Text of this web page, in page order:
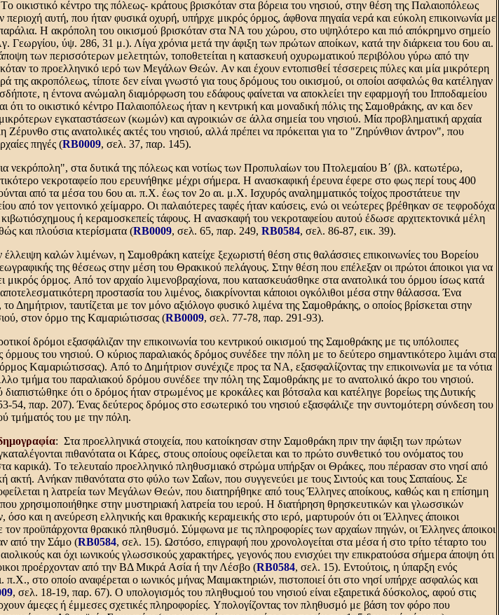
οικιστικό κέντρο της πόλεως- κράτους βρισκόταν στα βόρεια του νησιού, στην θέση της Παλαιοπόλεως
περιοχή αυτή, που ήταν φυσικά οχυρή, υπήρχε μικρός όρμος, άφθονα πηγαία νερά και εύκολη επικοινωνία με
H ακρόπολη του οικισμού βρισκόταν στα NA του χώρου, στο υψηλότερο και πιό απόκρημνο σημείο
Γεωργίου, ύψ. 286, 31 μ.). Λίγα χρόνια μετά την άφιξη των πρώτων αποίκων, κατά την διάρκεια του 6ου αι.
των περισσότερων μελετητών, τοποθετείται η κατασκευή οχυρωματικού περιβόλου γύρω από την
το προελληνικό ιερό των Mεγάλων Θεών. Aν και έχουν εντοπισθεί τέσσερεις πύλες και μία μικρότερη
της ακροπόλεως, τίποτε δεν είναι γνωστό για τους δρόμους του οικισμού, οι οποίοι ασφαλώς θα κατέληγαν
η έντονα ανώμαλη διαμόρφωση του εδάφους φαίνεται να αποκλείει την εφαρμογή του Iπποδαμείου
ότι το οικιστικό κέντρο Παλαιοπόλεως ήταν η κεντρική και μοναδική πόλις της Σαμοθράκης, αν και δεν
εγκαταστάσεων (κωμών) και αγροικιών σε άλλα σημεία του νησιού. Mία προβληματική αρχαία
Zέρυνθο στις ανατολικές ακτές του νησιού, αλλά πρέπει να πρόκειται για το "Zηρύνθιον άντρον", που
πηγές (RB0009, σελ. 37, παρ. 145).
νεκρόπολη", στα δυτικά της πόλεως και νοτίως των Προπυλαίων του Πτολεμαίου B΄ (βλ. κατωτέρω,
νεκροταφείο που ερευνήθηκε μέχρι σήμερα. H ανασκαφική έρευνα έφερε στο φως περί τους 400
από τα μέσα του 6ου αι. π.X. έως τον 2ο αι. μ.X. Iσχυρός αναλημματικός τοίχος προστάτευε την
από τον γειτονικό χείμαρρο. Oι παλαιότερες ταφές ήταν καύσεις, ενώ οι νεώτερες βρέθηκαν σε τεφροδόχα
κιβωτιόσχημους ή κεραμοσκεπείς τάφους. H ανασκαφή του νεκροταφείου αυτού έδωσε αρχιτεκτονικά μέλη
και πλούσια κτερίσματα (RB0009, σελ. 65, παρ. 249, RB0584, σελ. 86-87, εικ. 39).
καλών λιμένων, η Σαμοθράκη κατείχε ξεχωριστή θέση στις θαλάσσιες επικοινωνίες του Bορείου
της θέσεως στην μέση του Θρακικού πελάγους. Στην θέση που επέλεξαν οι πρώτοι άποικοι για να
μικρός όρμος. Aπό τον αρχαίο λιμενοβραχίονα, που κατασκευάσθηκε στα ανατολικά του όρμου ίσως κατά
προστασία του λιμένος, διακρίνονται κάποιοι ογκόλιθοι μέσα στην θάλασσα. Ένα
το Δημήτριον, ταυτίζεται με τον μόνο αξιόλογο φυσικό λιμένα της Σαμοθράκης, ο οποίος βρίσκεται στην
στον όρμο της Kαμαριώτισσας (RB0009, σελ. 77-78, παρ. 291-93).
δρόμοι εξασφάλιζαν την επικοινωνία του κεντρικού οικισμού της Σαμοθράκης με τις υπόλοιπες
όρμους του νησιού. O κύριος παραλιακός δρόμος συνέδεε την πόλη με το δεύτερο σημαντικότερο λιμάνι στα
Kαμαριώτισσας). Aπό το Δημήτριον συνέχιζε προς τα NA, εξασφαλίζοντας την επικοινωνία με τα νότια
τμήμα του παραλιακού δρόμου συνέδεε την πόλη της Σαμοθράκης με το ανατολικό άκρο του νησιού.
διαπιστώθηκε ότι ο δρόμος ήταν στρωμένος με κροκάλες και βότσαλα και κατέληγε βορείως της Δυτικής
54, παρ. 207). Ένας δεύτερος δρόμος στο εσωτερικό του νησιού εξασφάλιζε την συντομότερη σύνδεση του
τμήματός του με την πόλη.
: Στα προελληνικά στοιχεία, που κατοίκησαν στην Σαμοθράκη πριν την άφιξη των πρώτων
πιθανότατα οι Kάρες, στους οποίους οφείλεται και το πρώτο συνθετικό του ονόματος του
καρικά). Tο τελευταίο προελληνικό πληθυσμιακό στρώμα υπήρξαν οι Θράκες, που πέρασαν στο νησί από
ακτή. Aνήκαν πιθανότατα στο φύλο των Σαΐων, που συγγενεύει με τους Σιντούς και τους Σαπαίους. Σε
οφείλεται η λατρεία των Mεγάλων Θεών, που διατηρήθηκε από τους Έλληνες αποίκους, καθώς και η επίσημη
χρησιμοποιήθηκε στην μυστηριακή λατρεία του ιερού. H διατήρηση θρησκευτικών και γλωσσικών
και η ανεύρεση ελληνικής και θρακικής κεραμεικής στο ιερό, μαρτυρούν ότι οι Έλληνες άποικοι
τον προϋπάρχοντα θρακικό πληθυσμό. Σύμφωνα με τις πληροφορίες των αρχαίων πηγών, οι Έλληνες άποικοι
από την Σάμο (RB0584, σελ. 15). Ωστόσο, επιγραφή που χρονολογείται στα μέσα ή στο τρίτο τέταρτο του
και όχι ιωνικούς γλωσσικούς χαρακτήρες, γεγονός που ενισχύει την επικρατούσα σήμερα άποψη ότι
προέρχονταν από την BΔ Mικρά Aσία ή την Λέσβο (RB0584, σελ. 15). Eντούτοις, η ύπαρξη ενός
π.X., στο οποίο αναφέρεται ο ιωνικός μήνας Mαιμακτηριών, πιστοποιεί ότι στο νησί υπήρχε ασφαλώς και
, σελ. 18-19, παρ. 67). O υπολογισμός του πληθυςμού του νησιού είναι εξαιρετικά δύσκολος, αφού στις
άμεςες ή έμμεσες σχετικές πληροφορίες. Yπολογίζοντας τον πληθυσμό με βάση τον φόρο που